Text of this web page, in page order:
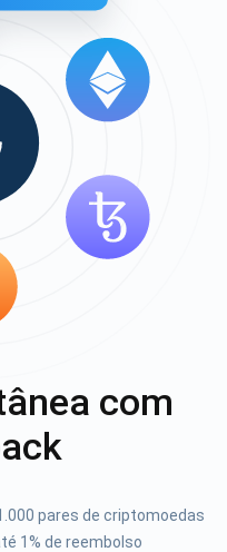
com
pares de criptomoedas
1% de reembolso